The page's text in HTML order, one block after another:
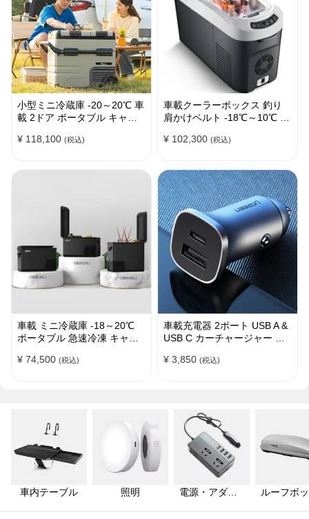
小型ミニ冷蔵庫 -20～20℃ 車
載 2ドア ポータブル キャン
¥ 118,100 (税込)
車載クーラーボックス 釣り
肩かけベルト -18℃～10℃ 冷
庭用
¥ 102,300 (税込)
車載 ミニ冷蔵庫 -18～20℃
ポータブル 急速冷凍 キャン
¥ 74,500 (税込)
車載充電器 2ポート USB A &
USB C カーチャージャー 急
¥ 3,850 (税込)
車内テーブル 照明
電源・アダプ
ルーフボ